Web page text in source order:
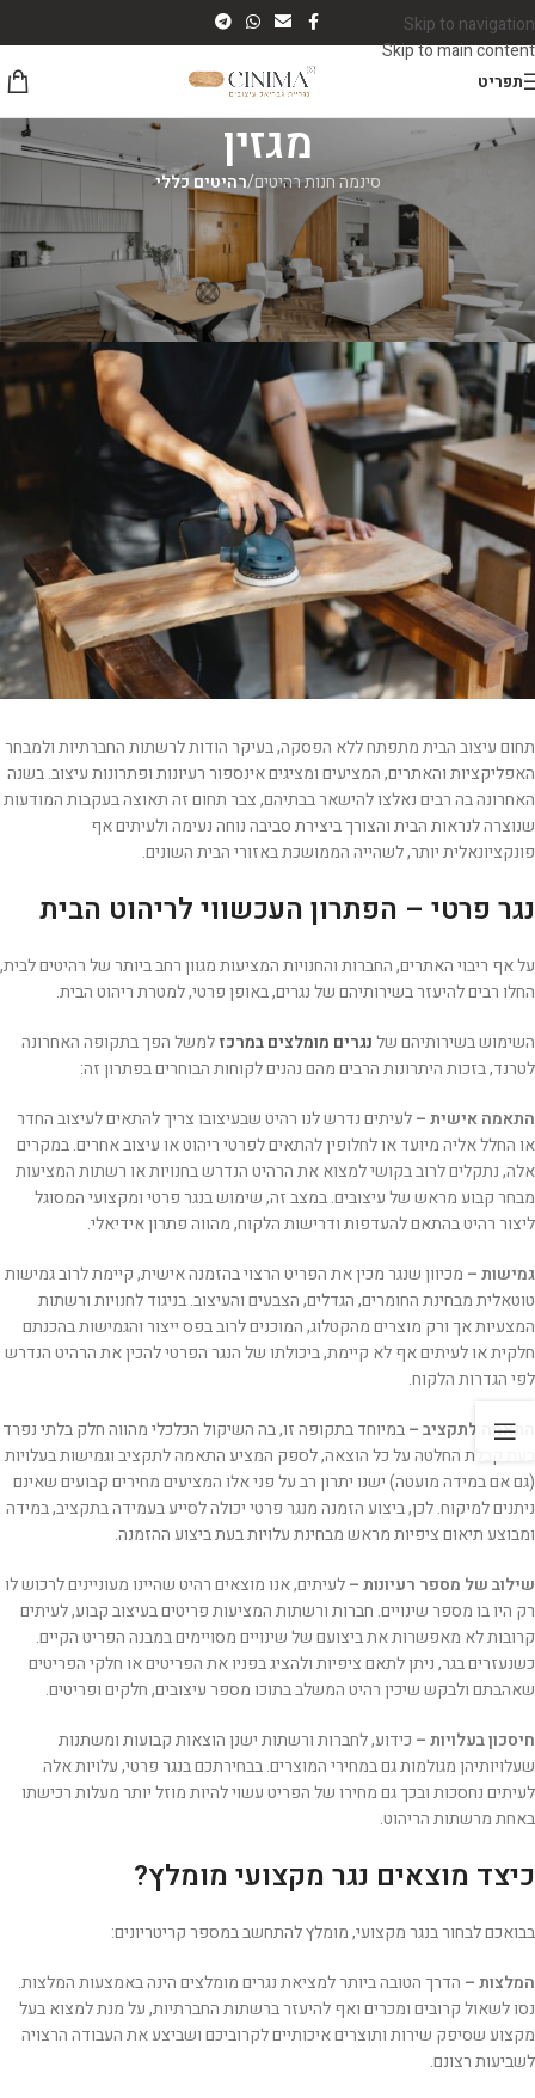
Skip to navigation
Skip to main content
תפריט
מגזין
סינמה חנות רהיטים/רהיטים כללי
רהיטים כללי
כל הסיבות להזמין ריהוט אצל נגר ואיך
למצוא את המומלץ ביותר
סינמה רהיטיםOn יוני 23, 2026
תחום עיצוב הבית מתפתח ללא הפסקה, בעיקר הודות לרשתות החברתיות ולמבחר
האפליקציות והאתרים, המציעים ומציגים אינספור רעיונות ופתרונות עיצוב. בשנה
האחרונה בה רבים נאלצו להישאר בבתיהם, צבר תחום זה תאוצה בעקבות המודעות
שנוצרה לנראות הבית והצורך ביצירת סביבה נוחה נעימה ולעיתים אף
פונקציונאלית יותר, לשהייה הממושכת באזורי הבית השונים.
נגר פרטי – הפתרון העכשווי לריהוט הבית
על אף ריבוי האתרים, החברות והחנויות המציעות מגוון רחב ביותר של רהיטים לבית,
החלו רבים להיעזר בשירותיהם של נגרים, באופן פרטי, למטרת ריהוט הבית.
השימוש בשירותיהם שלנגרים מומלצים במרכזלמשל הפך בתקופה האחרונה
לטרנד, בזכות היתרונות הרבים מהם נהנים לקוחות הבוחרים בפתרון זה:
התאמה אישית –לעיתים נדרש לנו רהיט שבעיצובו צריך להתאים לעיצוב החדר
או החלל אליה מיועד או לחלופין להתאים לפרטי ריהוט או עיצוב אחרים. במקרים
אלה, נתקלים לרוב בקושי למצוא את הרהיט הנדרש בחנויות או רשתות המציעות
מבחר קבוע מראש של עיצובים. במצב זה, שימוש בנגר פרטי ומקצועי המסוגל
ליצור רהיט בהתאם להעדפות ודרישות הלקוח, מהווה פתרון אידיאלי.
גמישות – מכיוון שנגר מכין את הפריט הרצוי בהזמנה אישית, קיימת לרוב גמישות
טוטאלית מבחינת החומרים, הגדלים, הצבעים והעיצוב. בניגוד לחנויות ורשתות
המצעיות אך ורק מוצרים מהקטלוג, המוכנים לרוב בפס ייצור והגמישות בהכנתם
חלקית או לעיתים אף לא קיימת, ביכולתו של הנגר הפרטי להכין את הרהיט הנדרש
לפי הגדרות הלקוח.
התאמה לתקציב –במיוחד בתקופה זו, בה השיקול הכלכלי מהווה חלק בלתי נפרד
בעת קבלת החלטה על כל הוצאה, לספק המציע התאמה לתקציב וגמישות בעלויות
(גם אם במידה מועטה) ישנו יתרון רב על פני אלו המציעים מחירים קבועים שאינם
ניתנים למיקוח. לכן, ביצוע הזמנה מנגר פרטי יכולה לסייע בעמידה בתקציב, במידה
ומבוצע תיאום ציפיות מראש מבחינת עלויות בעת ביצוע ההזמנה.
שילוב של מספר רעיונות –לעיתים, אנו מוצאים רהיט שהיינו מעוניינים לרכוש לו
רק היו בו מספר שינויים. חברות ורשתות המציעות פריטים בעיצוב קבוע, לעיתים
קרובות לא מאפשרות את ביצועם של שינויים מסויימים במבנה הפריט הקיים.
כשנעזרים בגר, ניתן לתאם ציפיות ולהציג בפניו את הפריטים או חלקי הפריטים
שאהבתם ולבקש שיכין רהיט המשלב בתוכו מספר עיצובים, חלקים ופריטים.
חיסכון בעלויות – כידוע, לחברות ורשתות ישנן הוצאות קבועות ומשתנות
שעלויותיהן מגולמות גם במחירי המוצרים. בבחירתכם בנגר פרטי, עלויות אלה
לעיתים נחסכות ובכך גם מחירו של הפריט עשוי להיות מוזל יותר מעלות רכישתו
באחת מרשתות הריהוט.
כיצד מוצאים נגר מקצועי מומלץ?
בבואכם לבחור בנגר מקצועי, מומלץ להתחשב במספר קריטריונים:
המלצות – הדרך הטובה ביותר למציאת נגרים מומלצים הינה באמצעות המלצות.
נסו לשאול קרובים ומכרים ואף להיעזר ברשתות החברתיות, על מנת למצוא בעל
מקצוע שסיפק שירות ותוצרים איכותיים לקרוביכם ושביצע את העבודה הרצויה
לשביעות רצונם.